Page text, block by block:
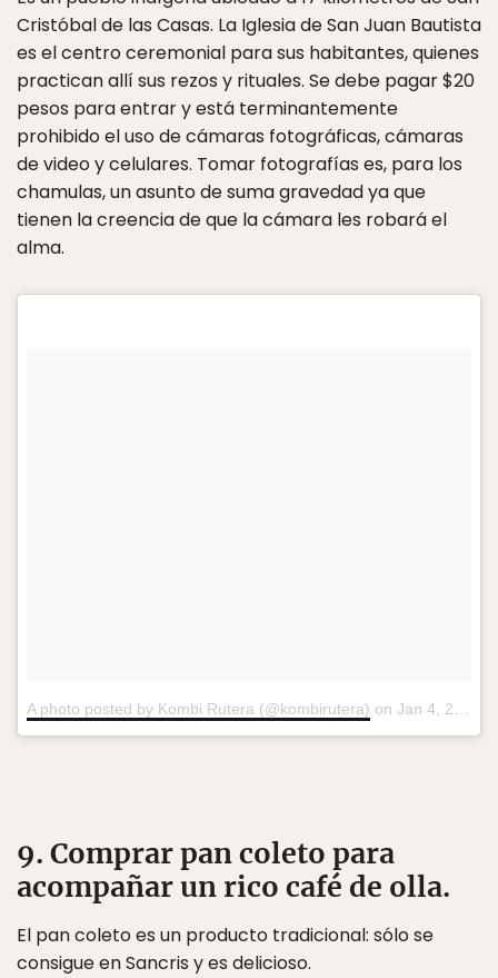
Cristóbal de las Casas. La Iglesia de San Juan Bautista
es el centro ceremonial para sus habitantes, quienes
practican allí sus rezos y rituales. Se debe pagar $20
pesos para entrar y está terminantemente
prohibido el uso de cámaras fotográficas, cámaras
de video y celulares. Tomar fotografías es, para los
chamulas, un asunto de suma gravedad ya que
tienen la creencia de que la cámara les robará el
alma.
A photo posted by Kombi Rutera (@kombirutera) on Jan 4, 2016 at 4:14am PST
9. Comprar pan coleto para
acompañar un rico café de olla.
El pan coleto es un producto tradicional: sólo se
consigue en Sancris y es delicioso.